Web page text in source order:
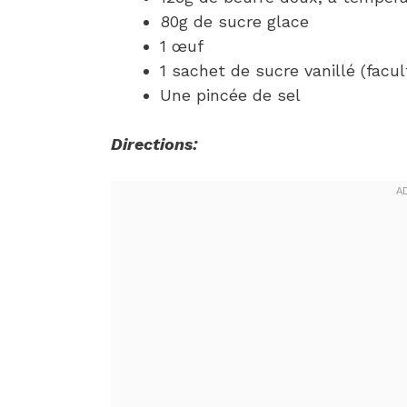
80g de sucre glace
1 œuf
1 sachet de sucre vanillé
Une pincée de sel
Directions: